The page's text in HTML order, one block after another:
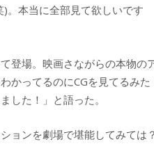
。本当に全部見て欲しいです
登場。映画さながらの本物の
かってるのにCGを見てるみた
した！」と語った。
ョンを劇場で堪能してみては？